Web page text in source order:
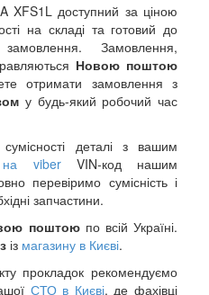
XFS1L доступний за ціною
на складі та готовий до
Замовлення,
Новою поштою
отримати замовлення з
у будь-який робочий час
деталі з вашим
на viberVIN-код нашим
перевіримо сумісність і
запчастини.
поштоюпо всій Україні.
із магазину в Києві.
прокладок рекомендуємо
СТО в Києві, де фахівці